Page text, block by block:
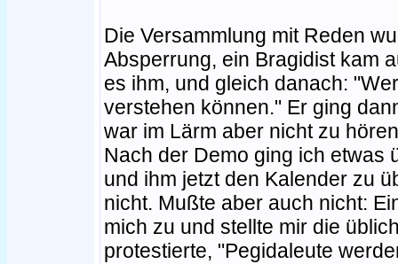
Die Versammlung mit Reden
Absperrung, ein Bragidist kam
es ihm, und gleich danach:
verstehen können." Er ging
war im Lärm aber nicht zu
Nach der Demo ging ich etwas
und ihm jetzt den Kalender zu
nicht. Mußte aber auch nicht:
mich zu und stellte mir die
protestierte, "Pegidaleute